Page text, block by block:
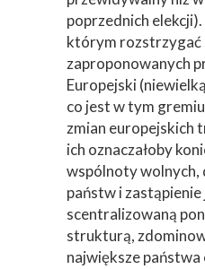
poprzednich
którym rozstrzygać
zaproponowanych
Europejski
co jest w tym
zmian europejskich
ich oznaczałoby
wspólnoty wolnych,
państw i
scentralizowaną
strukturą,
największe państwa